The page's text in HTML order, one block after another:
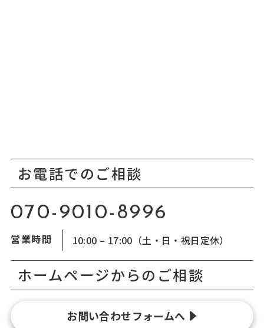
お電話でのご相談
070-9010-8996
営業時間 10:00 – 17:00（土・日・祝日定休）
ホームページからのご相談
お問い合わせフォームへ